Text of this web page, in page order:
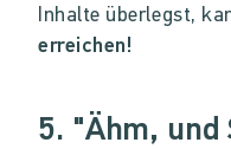
Inhalte überlegst,
erreichen!
5. "Ähm, und